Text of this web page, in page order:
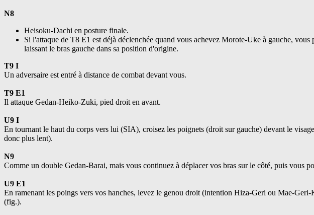
N8
Heisoku-Dachi en posture finale.
Si l'attaque de T8 E1 est déjà déclenchée quand vous achevez Morote-Uke à gauche,
laissant le bras gauche dans sa position d'origine.
T9 I
Un adversaire est entré à distance de combat devant vous.
T9 E1
Il attaque Gedan-Heiko-Zuki, pied droit en avant.
U9 I
En tournant le haut du corps vers lui (SIA), croisez les poignets (droit sur gauche) devant le
donc plus lent).
N9
Comme un double Gedan-Barai, mais vous continuez à déplacer vos bras sur le côté, puis vous
U9 E1
En ramenant les poings vers vos hanches, levez le genou droit (intention Hiza-Geri ou Mae-
(fig.).